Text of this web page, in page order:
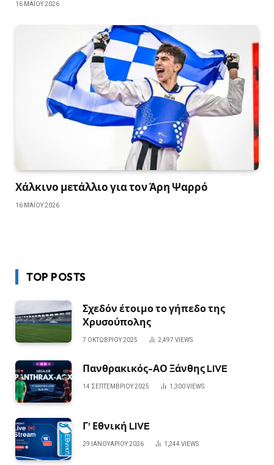
16 ΜΑΪ́ΟΥ 2026
Χάλκινο μετάλλιο για τον Άρη Ψαρρό
16 ΜΑΪ́ΟΥ 2026
TOP POSTS
Σχεδόν έτοιμο το γήπεδο της
Χρυσούπολης
7 ΟΚΤΩΒΡΊΟΥ 2025 2,497 VIEWS
Πανθρακικός-ΑΟ Ξάνθης LIVE
14 ΣΕΠΤΕΜΒΡΊΟΥ 2025 1,300VIEWS
Γ’ Εθνική LIVE
29 ΙΑΝΟΥΑΡΊΟΥ 2026 1,244 VIEWS